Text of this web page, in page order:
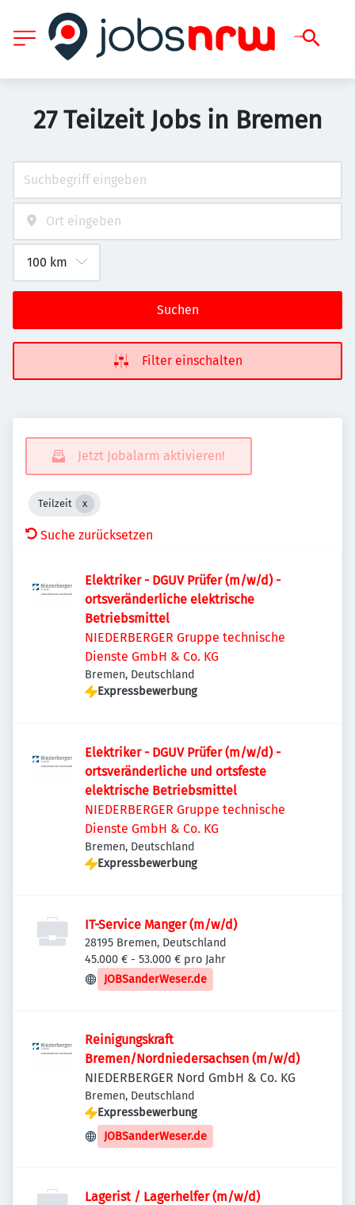
27 Teilzeit Jobs in Bremen
Suchen
Filter einschalten
Jetzt Jobalarm aktivieren!
Teilzeit
Suche zurücksetzen
Elektriker - DGUV Prüfer (m/w/d) -
ortsveränderliche elektrische
Betriebsmittel
NIEDERBERGER Gruppe technische
Dienste GmbH & Co. KG
Bremen, Deutschland
Expressbewerbung
Elektriker - DGUV Prüfer (m/w/d) -
ortsveränderliche und ortsfeste
elektrische Betriebsmittel
NIEDERBERGER Gruppe technische
Dienste GmbH & Co. KG
Bremen, Deutschland
Expressbewerbung
IT-Service Manger (m/w/d)
28195 Bremen, Deutschland
45.000 € - 53.000 € pro Jahr
JOBSanderWeser.de
Reinigungskraft
Bremen/Nordniedersachsen (m/w/d)
NIEDERBERGER Nord GmbH & Co. KG
Bremen, Deutschland
Expressbewerbung
JOBSanderWeser.de
Lagerist / Lagerhelfer (m/w/d)